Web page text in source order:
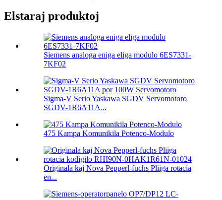
Elstaraj produktoj
Siemens analoga eniga eliga modulo 6ES7331-
7KF02
Sigma-V Serio Yaskawa SGDV Servomotoro
SGDV-1R6A11A...
475 Kampa Komunikila Potenco-Modulo
Originala kaj Nova Pepperl-fuchs Pliiga rotacia
en...